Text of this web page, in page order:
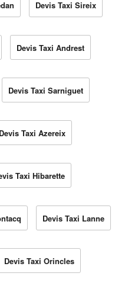
Devis Taxi Sireix
Devis Taxi Andrest
Devis Taxi Sarniguet
Devis Taxi Azereix
Taxi Hibarette
Devis Taxi Lanne
Devis Taxi Orincles